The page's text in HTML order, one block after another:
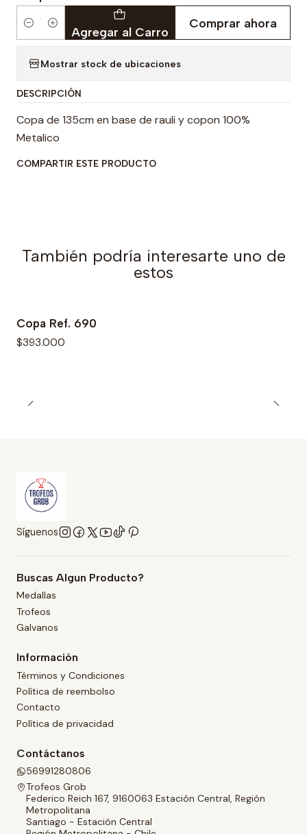
Cantidad Agregar al Carro
Comprar ahora
Mostrar stock de ubicaciones
DESCRIPCIÓN
Copa de 135cm en base de rauli y copon 100%
Metalico
COMPARTIR ESTE PRODUCTO
También podría interesarte uno de
estos
Copa Ref. 690
$393.000
Síguenos
Buscas Algun Producto?
Medallas
Trofeos
Galvanos
Información
Términos y Condiciones
Política de reembolso
Contacto
Política de privacidad
Contáctanos
56991280806
Trofeos Grob
Federico Reich 167, 9160063 Estación Central, Región
Metropolitana
Santiago - Estación Central